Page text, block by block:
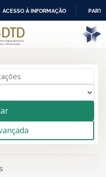
ACESSO À INFORMAÇÃO
a busca '
Santos, Neide